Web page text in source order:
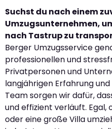
Suchst du nach einem
Umzugsunternehmen,
nach Tastrup zu
Berger Umzugsservice
professionellen und
Privatpersonen und
langjährigen Erfahrung
Team sorgen wir dafür,
und effizient verläuft. Egal,
oder eine große Villa